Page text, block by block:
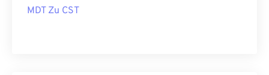
MDT Zu CST